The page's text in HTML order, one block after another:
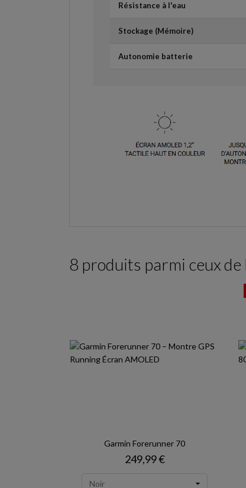
Résistance à l'eau
Stockage (Mémoire)
Autonomie batterie
8 produits parmi ceux de
Garmin Forerunner 70
Prix
249,99 €